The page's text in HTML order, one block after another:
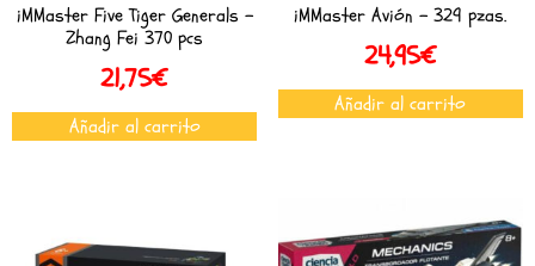
iMMaster Five Tiger Generals –
Zhang Fei 370 pcs
21,75€
Añadir al carrito
iMMaster Avión – 329 pzas.
24,95€
Añadir al carrito